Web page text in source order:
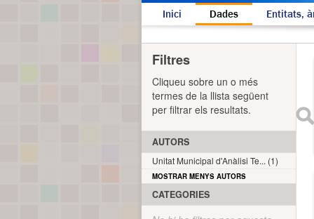
Inici Dades Entitats,
Filtres
Cliqueu sobre un o més
termes de la llista següent
per filtrar els resultats.
AUTORS
Unitat Municipal d'Anàlisi Te... (1)
MOSTRAR MENYS AUTORS
CATEGORIES